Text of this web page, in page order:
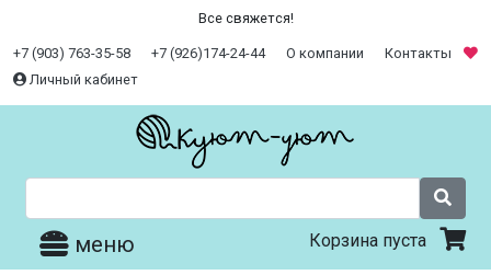
Все свяжется!
+7 (903) 763-35-58 +7 (926)174-24-44 О компании
Контакты
Личный кабинет
меню Корзина пуста